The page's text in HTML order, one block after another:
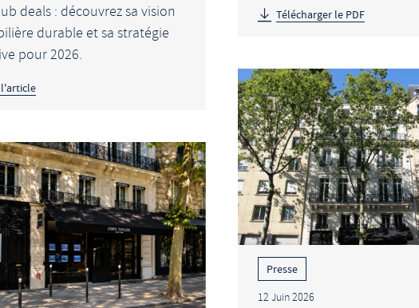
deals : découvrez sa vision
durable et sa stratégie
pour 2026.
Télécharger le PDF
Presse
12 Juin 2026